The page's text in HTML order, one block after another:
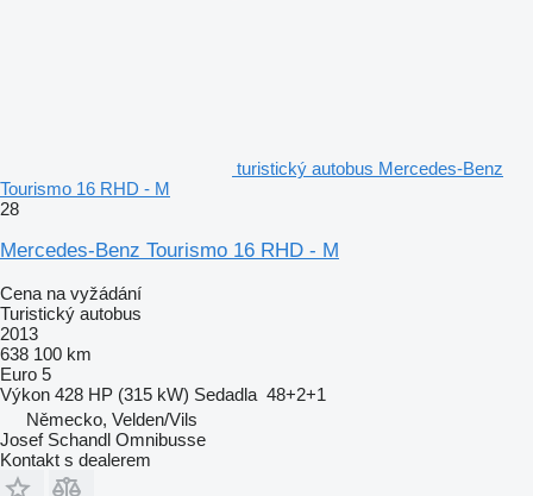
turistický autobus Mercedes-Benz
Tourismo 16 RHD - M
28
Mercedes-Benz Tourismo 16 RHD - M
Cena na vyžádání
Turistický autobus
2013
638 100 km
Euro 5
Výkon 428 HP (315 kW) Sedadla 48+2+1
Německo, Velden/Vils
Josef Schandl Omnibusse
Kontakt s dealerem